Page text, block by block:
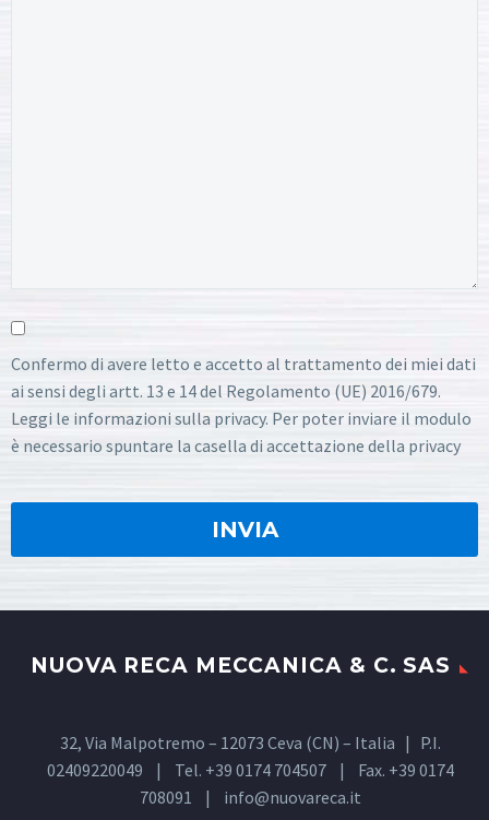
Confermo di avere letto e accetto al trattamento dei miei dati
ai sensi degli artt. 13 e 14 del Regolamento (UE) 2016/679.
Leggi le informazioni sulla privacy. Per poter inviare il modulo
è necessario spuntare la casella di accettazione della privacy
NUOVA RECA MECCANICA & C. SAS
32, Via Malpotremo – 12073 Ceva (CN) – Italia | P.I.
02409220049 | Tel. +39 0174 704507 | Fax. +39 0174
708091 | info@nuovareca.it